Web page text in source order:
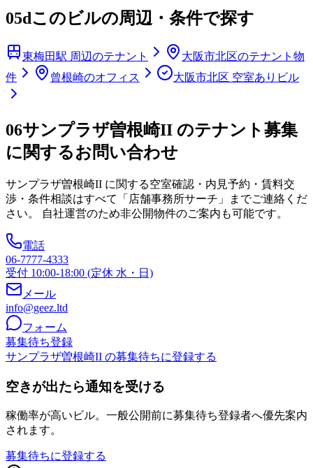
05dこのビルの周辺・条件で探す
東梅田駅 周辺のテナント
大阪市北区のテナント物
件
曾根崎のオフィス 大阪市北区 空室ありビル
06サンプラザ曽根崎II のテナント募集
に関するお問い合わせ
サンプラザ曽根崎II に関する空室確認・内見予約・賃料交
渉・条件相談はすべて「店舗事務所サーチ」までご連絡くだ
さい。 自社運営のため非公開物件のご案内も可能です。
電話
06-7777-4333
受付 10:00-18:00 (定休 水・日)
メール
info@geez.ltd
フォーム
募集待ち登録
サンプラザ曽根崎II の募集待ちに登録する
空きが出たら通知を受ける
稼働率が高いビル。一般公開前に募集待ち登録者へ優先案内
されます。
募集待ちに登録する